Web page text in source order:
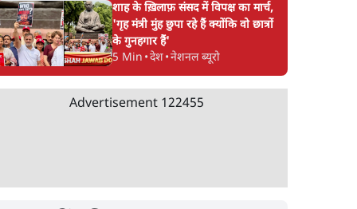
शाह के ख़िलाफ़ संसद में विपक्ष का मार्च,
'गृह मंत्री मुंह छुपा रहे हैं क्योंकि वो छात्रों
के गुनहगार हैं'
5 Min •देश•नेशनल ब्यूरो
Advertisement 122455